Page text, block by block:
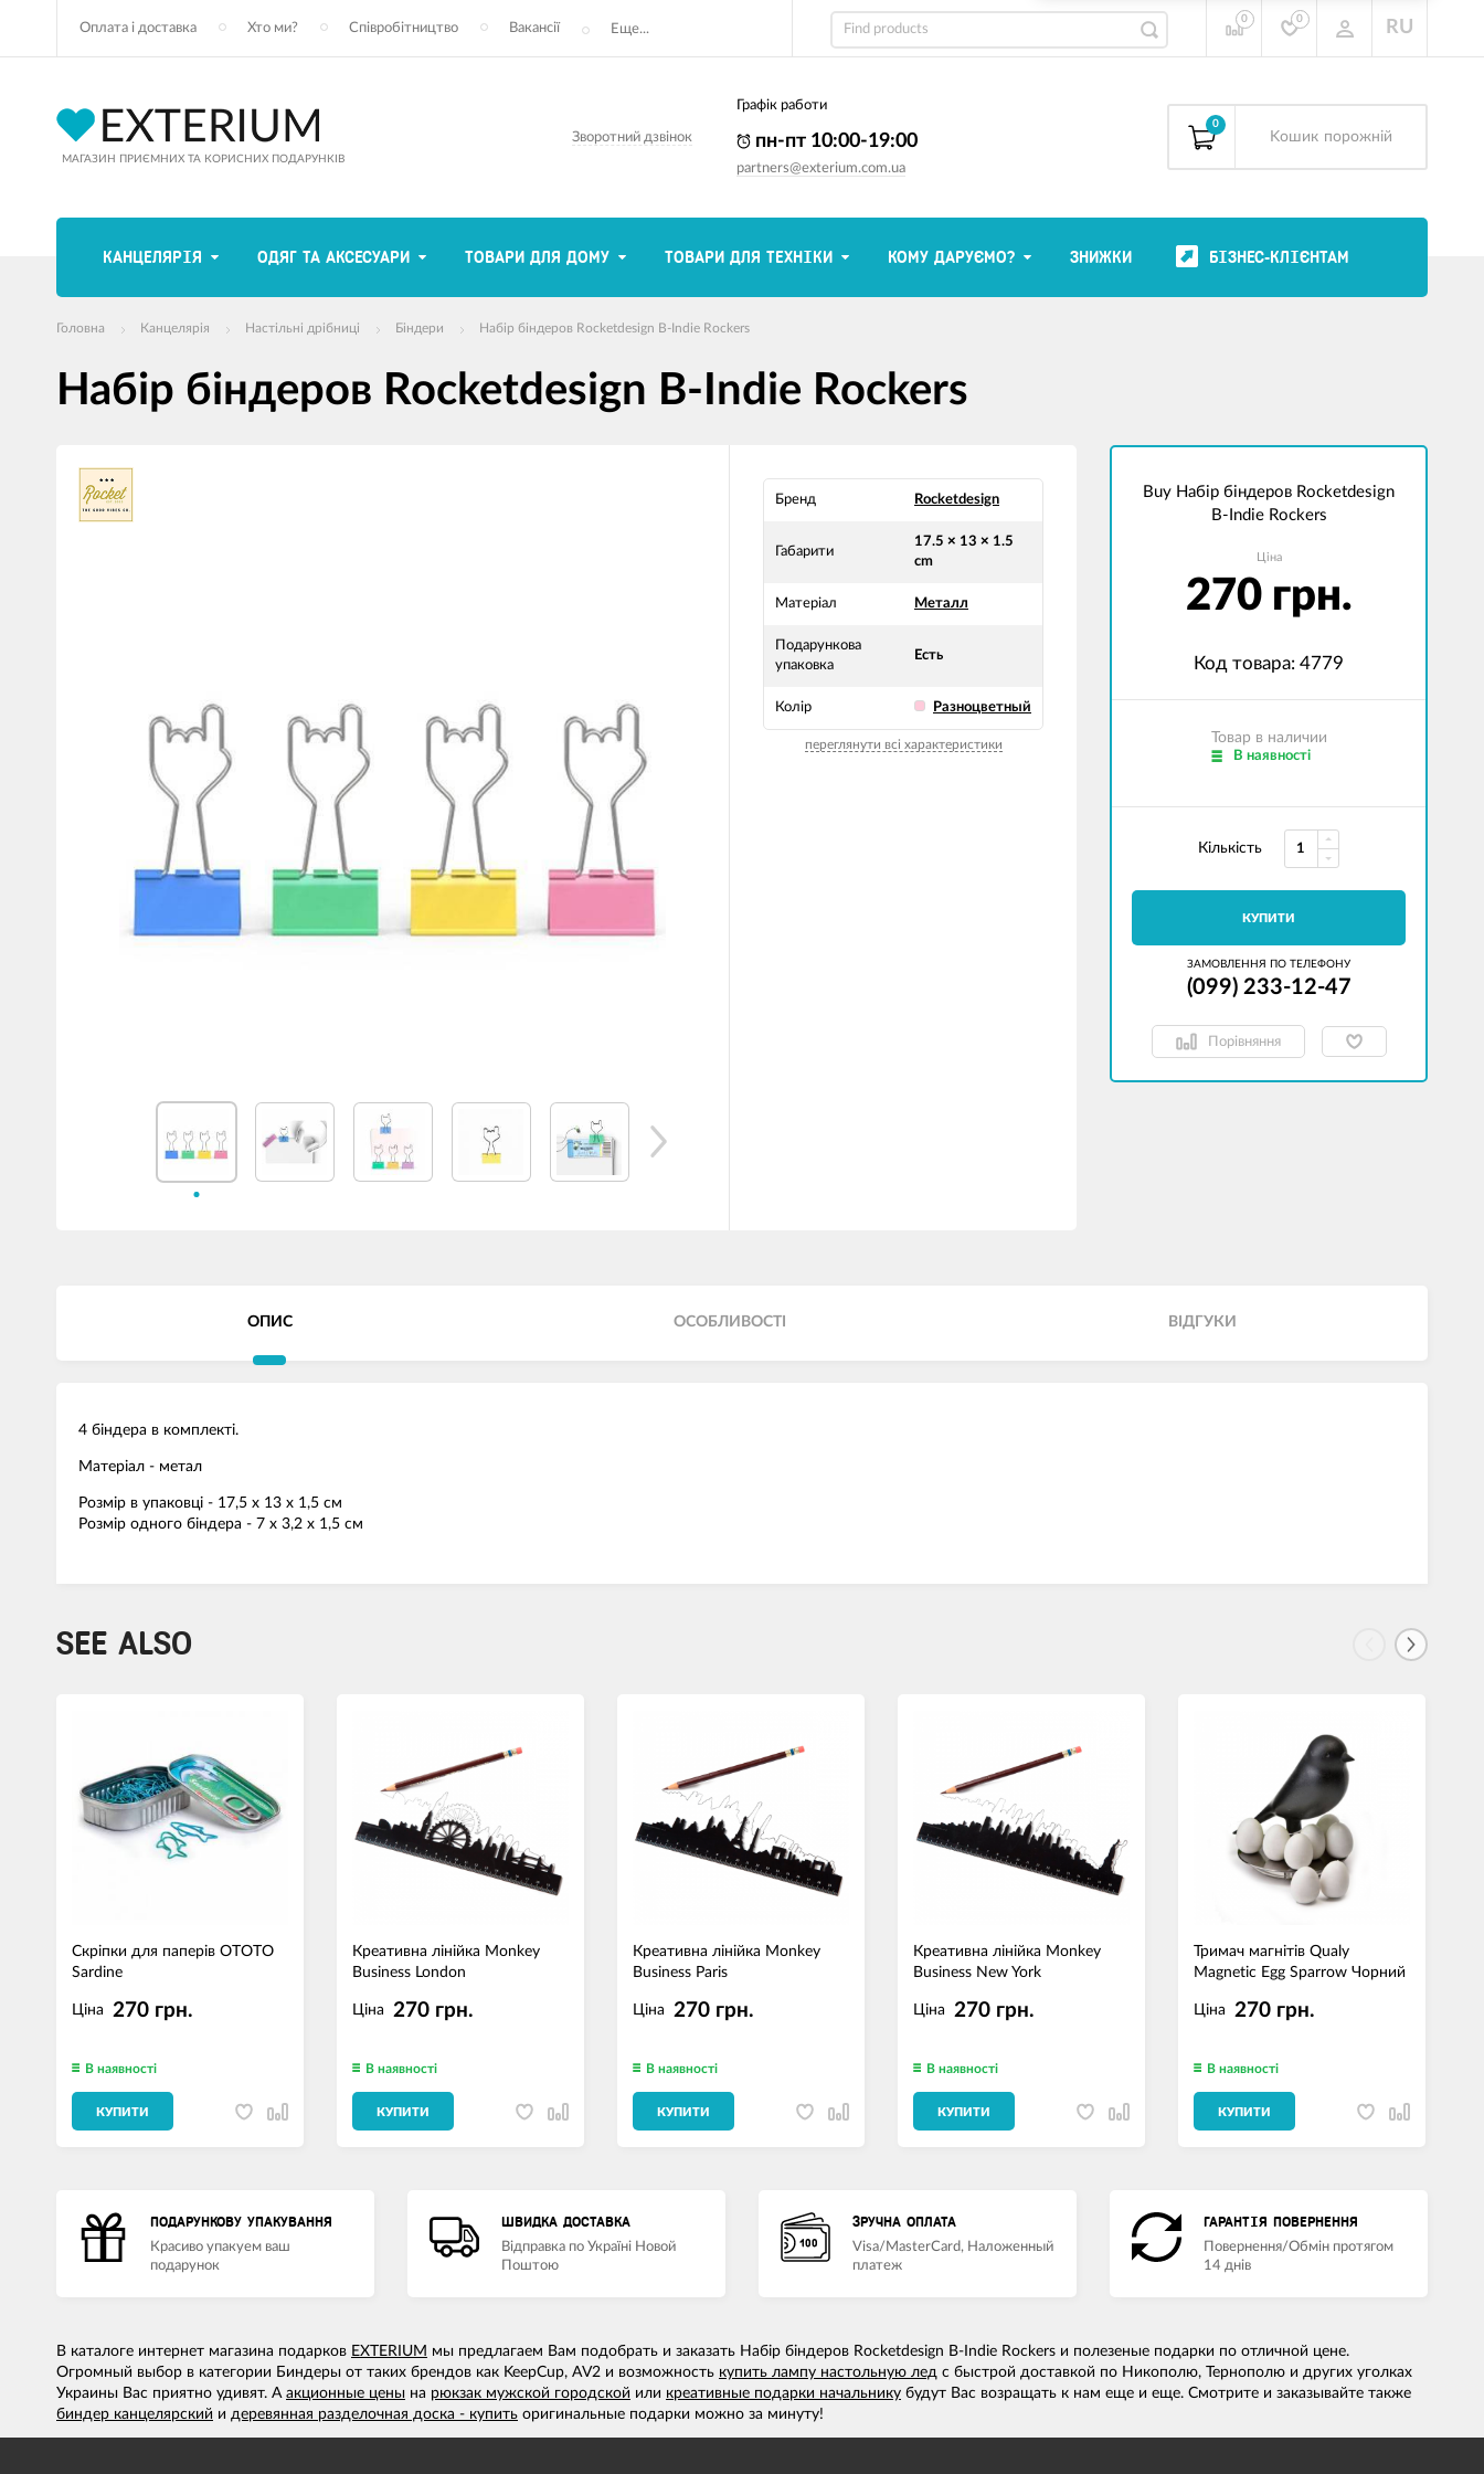
Оплата і доставка Хто ми? Співробітництво Вакансії Еще...
0 0 RU
МАГАЗИН ПРИЄМНИХ ТА КОРИСНИХ ПОДАРУНКІВ
Зворотний дзвінок
Графік работи
пн-пт 10:00-19:00
partners@exterium.com.ua
0
Kошик порожній
КАНЦЕЛЯРІЯ ОДЯГ ТА АКСЕСУАРИ ТОВАРИ ДЛЯ ДОМУ ТОВАРИ ДЛЯ ТЕХНІКИ КОМУ ДАРУЄМО? ЗНИЖКИ БІЗНЕС-КЛІЄНТАМ
Головна Канцелярія Настільні дрібниці Біндери Набір біндеров Rocketdesign B-Indie Rockers
Набір біндеров Rocketdesign B-Indie Rockers
продуктів
Бренд Rocketdesign
Габарити
17.5 × 13 × 1.5
cm
Матеріал Металл
Подарункова
упаковка
Есть
Колір Разноцветный
переглянути всі характеристики
Buy Набір біндеров Rocketdesign
B-Indie Rockers
Ціна
270 грн.
Код товара: 4779
Товар в наличии
В наявності
Кількість
КУПИТИ
ЗАМОВЛЕННЯ ПО ТЕЛЕФОНУ
(099) 233-12-47
Порівняння
ОПИС ОСОБЛИВОСТІ ВІДГУКИ
4 біндера в комплекті.
Матеріал - метал
Розмір в упаковці - 17,5 х 13 х 1,5 см
Розмір одного біндера - 7 х 3,2 х 1,5 см
SEE ALSO
Скріпки для паперів OTOTO
Sardine
Ціна 270 грн.
В наявності
КУПИТИ
Креативна лінійка Monkey
Business London
Ціна 270 грн.
В наявності
КУПИТИ
Креативна лінійка Monkey
Business Paris
Ціна 270 грн.
В наявності
КУПИТИ
Креативна лінійка Monkey
Business New York
Ціна 270 грн.
В наявності
КУПИТИ
Тримач магнітів Qualy
Magnetic Egg Sparrow Чорний
Ціна 270 грн.
В наявності
КУПИТИ
ПОДАРУНКОВУ УПАКУВАННЯ
Красиво упакуем ваш
подарунок
ШВИДКА ДОСТАВКА
Відправка по Україні Новой
Поштою
ЗРУЧНА ОПЛАТА
Visa/MasterCard, Наложенный
платеж
ГАРАНТІЯ ПОВЕРНЕННЯ
Повернення/Обмін протягом
14 днів
В каталоге интернет магазина подарков EXTERIUM мы предлагаем Вам подобрать и заказать Набір біндеров Rocketdesign B-Indie Rockers и полезеные подарки по отличной цене.
Огромный выбор в категории Биндеры от таких брендов как KeepCup, AV2 и возможность купить лампу настольную лед с быстрой доставкой по Никополю, Тернополю и других уголках
Украины Вас приятно удивят. А акционные цены на рюкзак мужской городской или креативные подарки начальнику будут Вас возращать к нам еще и еще. Смотрите и заказывайте также
биндер канцелярский и деревянная разделочная доска - купить оригинальные подарки можно за минуту!